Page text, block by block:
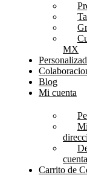
MX
Blog
Mi cuenta
cuenta
Carrito de